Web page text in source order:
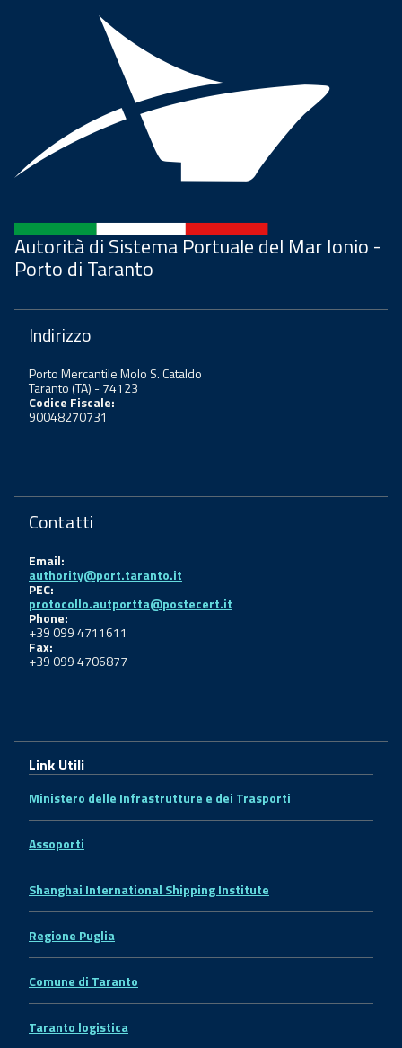
Autorità di Sistema Portuale del Mar Ionio -
Porto di Taranto
Indirizzo
Porto Mercantile Molo S. Cataldo
Taranto (TA) - 74123
Codice Fiscale:
90048270731
Contatti
Email:
authority@port.taranto.it
PEC:
protocollo.autportta@postecert.it
Phone:
+39 099 4711611
Fax:
+39 099 4706877
Link Utili
Ministero delle Infrastrutture e dei Trasporti
Assoporti
Shanghai International Shipping Institute
Regione Puglia
Comune di Taranto
Taranto logistica